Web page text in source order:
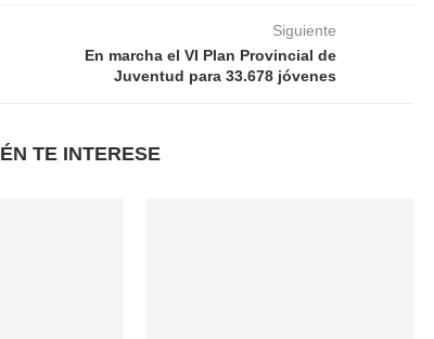
Siguiente
En marcha el VI Plan Provincial de
Juventud para 33.678 jóvenes
TE INTERESE